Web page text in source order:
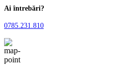
Ai întrebări?
0785.231.810